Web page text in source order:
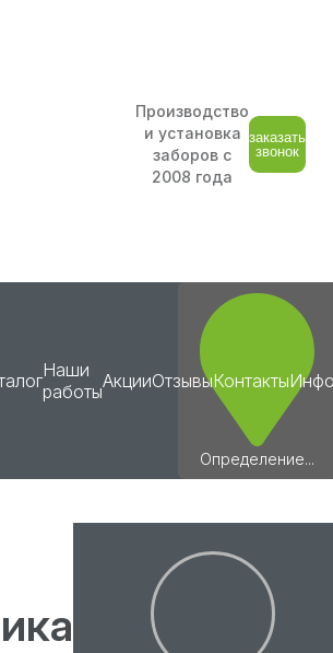
Производство
и установка
заборов с
2008 года
заказать
звонок
Наши
работыАкцииОтзывыКонтакты
Определение...